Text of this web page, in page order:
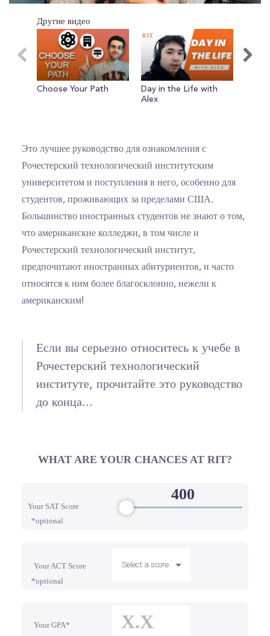
seconds
Другие видео
Choose Your Path
Day in the Life with
Alex
Это лучшее руководство для ознакомления с
Рочестерский технологический институтским
университетом и поступления в него, особенно для
студентов, проживающих за пределами США.
Большинство иностранных студентов не знают о том,
что американские колледжи, в том числе и
Рочестерский технологический институт,
предпочитают иностранных абитуриентов, и часто
относятся к ним более благосклонно, нежели к
американским!
Если вы серьезно относитесь к учебе в
Рочестерский технологический
институте, прочитайте это руководство
до конца...
WHAT ARE YOUR CHANCES AT RIT?
Your SAT Score
*optional
Your ACT Score
*optional
Select a score
Your GPA*